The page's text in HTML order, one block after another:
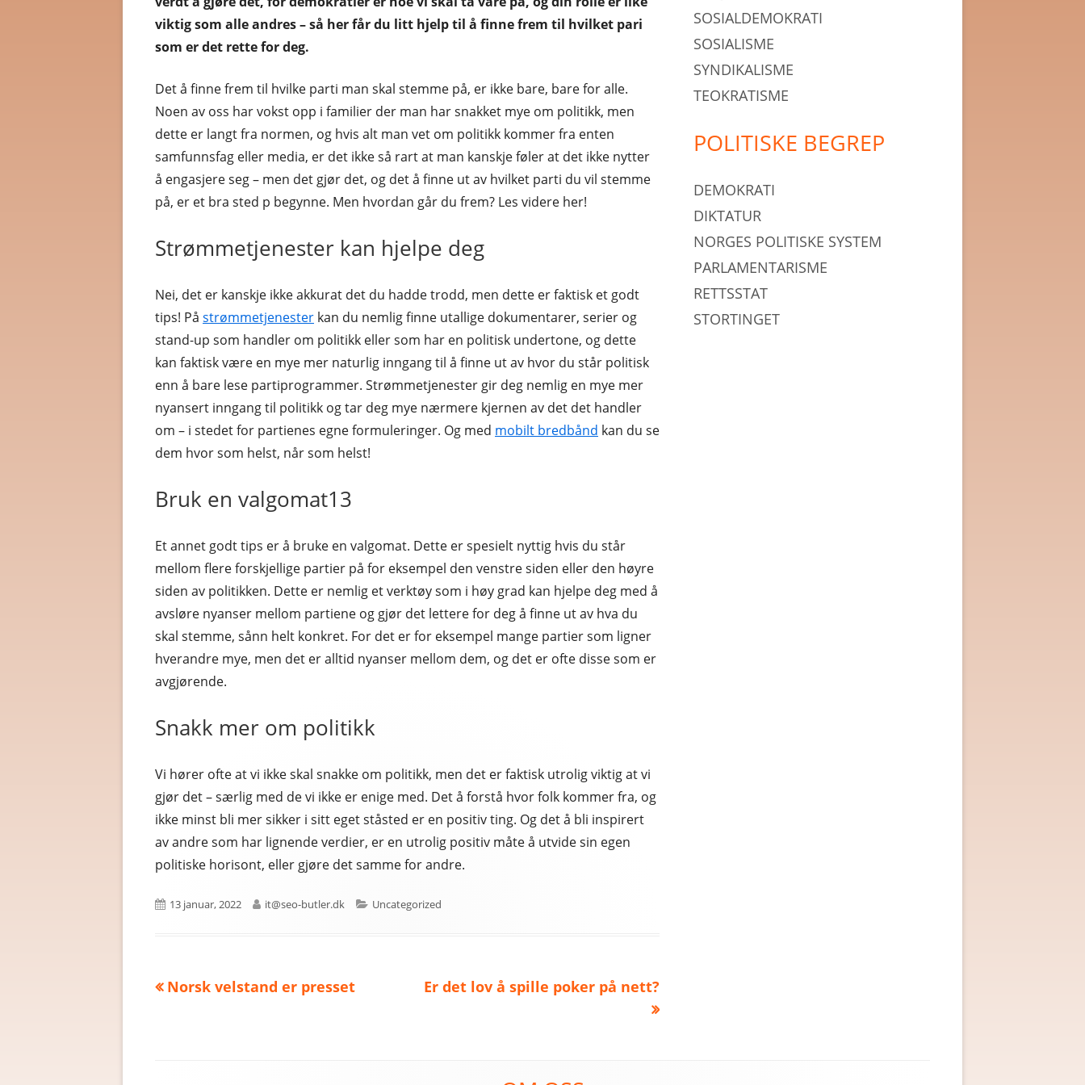
viktig som alle andres – så her får du litt hjelp til å finne frem til hvilket pari
som er det rette for deg.
Det å finne frem til hvilke parti man skal stemme på, er ikke bare, bare for alle.
Noen av oss har vokst opp i familier der man har snakket mye om politikk, men
dette er langt fra normen, og hvis alt man vet om politikk kommer fra enten
samfunnsfag eller media, er det ikke så rart at man kanskje føler at det ikke nytter
å engasjere seg – men det gjør det, og det å finne ut av hvilket parti du vil stemme
på, er et bra sted p begynne. Men hvordan går du frem? Les videre her!
Strømmetjenester kan hjelpe deg
Nei, det er kanskje ikke akkurat det du hadde trodd, men dette er faktisk et godt
tips! På strømmetjenester kan du nemlig finne utallige dokumentarer, serier og
stand-up som handler om politikk eller som har en politisk undertone, og dette
kan faktisk være en mye mer naturlig inngang til å finne ut av hvor du står politisk
enn å bare lese partiprogrammer. Strømmetjenester gir deg nemlig en mye mer
nyansert inngang til politikk og tar deg mye nærmere kjernen av det det handler
om – i stedet for partienes egne formuleringer. Og med mobilt bredbånd kan du se
dem hvor som helst, når som helst!
Bruk en valgomat13
Et annet godt tips er å bruke en valgomat. Dette er spesielt nyttig hvis du står
mellom flere forskjellige partier på for eksempel den venstre siden eller den høyre
siden av politikken. Dette er nemlig et verktøy som i høy grad kan hjelpe deg med å
avsløre nyanser mellom partiene og gjør det lettere for deg å finne ut av hva du
skal stemme, sånn helt konkret. For det er for eksempel mange partier som ligner
hverandre mye, men det er alltid nyanser mellom dem, og det er ofte disse som er
avgjørende.
Snakk mer om politikk
Vi hører ofte at vi ikke skal snakke om politikk, men det er faktisk utrolig viktig at vi
gjør det – særlig med de vi ikke er enige med. Det å forstå hvor folk kommer fra, og
ikke minst bli mer sikker i sitt eget ståsted er en positiv ting. Og det å bli inspirert
av andre som har lignende verdier, er en utrolig positiv måte å utvide sin egen
politiske horisont, eller gjøre det samme for andre.
Publisert
13 januar, 2022 Forfatter
it@seo-butler.dk Kategorier
Uncategorized
Innleggsnavigasjon
Forrige
Norsk velstand er presset
Neste
Er det lov å spille poker på nett?
SOSIALDEMOKRATI
SOSIALISME
SYNDIKALISME
TEOKRATISME
POLITISKE BEGREP
DEMOKRATI
DIKTATUR
NORGES POLITISKE SYSTEM
PARLAMENTARISME
RETTSSTAT
STORTINGET